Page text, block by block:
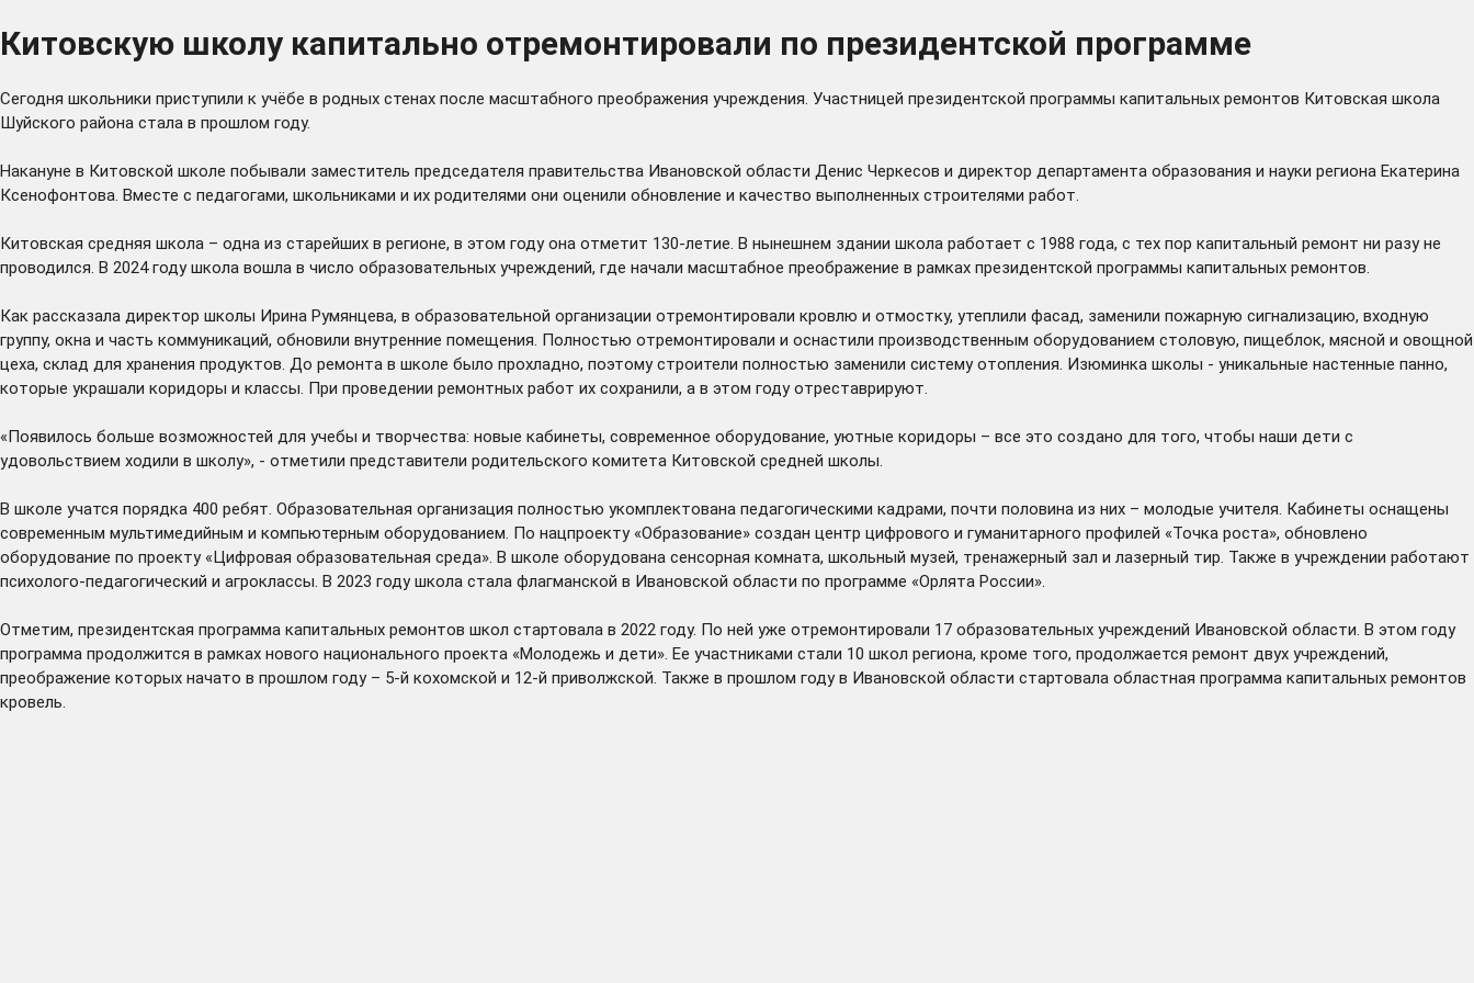
Китовскую школу капитально отремонтировали по президентской программе
Сегодня школьники приступили к учёбе в родных стенах после масштабного преображения учреждения. Участницей президентской программы капитальных ремонтов Китовская школа
Шуйского района стала в прошлом году.
Накануне в Китовской школе побывали заместитель председателя правительства Ивановской области Денис Черкесов и директор департамента образования и науки региона Екатерина
Ксенофонтова. Вместе с педагогами, школьниками и их родителями они оценили обновление и качество выполненных строителями работ.
Китовская средняя школа – одна из старейших в регионе, в этом году она отметит 130-летие. В нынешнем здании школа работает с 1988 года, с тех пор капитальный ремонт ни разу не
проводился. В 2024 году школа вошла в число образовательных учреждений, где начали масштабное преображение в рамках президентской программы капитальных ремонтов.
Как рассказала директор школы Ирина Румянцева, в образовательной организации отремонтировали кровлю и отмостку, утеплили фасад, заменили пожарную сигнализацию, входную
группу, окна и часть коммуникаций, обновили внутренние помещения. Полностью отремонтировали и оснастили производственным оборудованием столовую, пищеблок, мясной и овощной
цеха, склад для хранения продуктов. До ремонта в школе было прохладно, поэтому строители полностью заменили систему отопления. Изюминка школы - уникальные настенные панно,
которые украшали коридоры и классы. При проведении ремонтных работ их сохранили, а в этом году отреставрируют.
«Появилось больше возможностей для учебы и творчества: новые кабинеты, современное оборудование, уютные коридоры – все это создано для того, чтобы наши дети с
удовольствием ходили в школу», - отметили представители родительского комитета Китовской средней школы.
В школе учатся порядка 400 ребят. Образовательная организация полностью укомплектована педагогическими кадрами, почти половина из них – молодые учителя. Кабинеты оснащены
современным мультимедийным и компьютерным оборудованием. По нацпроекту «Образование» создан центр цифрового и гуманитарного профилей «Точка роста», обновлено
оборудование по проекту «Цифровая образовательная среда». В школе оборудована сенсорная комната, школьный музей, тренажерный зал и лазерный тир. Также в учреждении работают
психолого-педагогический и агроклассы. В 2023 году школа стала флагманской в Ивановской области по программе «Орлята России».
Отметим, президентская программа капитальных ремонтов школ стартовала в 2022 году. По ней уже отремонтировали 17 образовательных учреждений Ивановской области. В этом году
программа продолжится в рамках нового национального проекта «Молодежь и дети». Ее участниками стали 10 школ региона, кроме того, продолжается ремонт двух учреждений,
преображение которых начато в прошлом году – 5-й кохомской и 12-й приволжской. Также в прошлом году в Ивановской области стартовала областная программа капитальных ремонтов
кровель.